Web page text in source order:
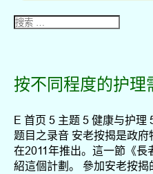
按不同程度的护理
E 首页 5 主题 5 健康与护理
题目之录音 安老按揭是政府
在2011年推出。這一節《
紹這個計劃。 參加安老按